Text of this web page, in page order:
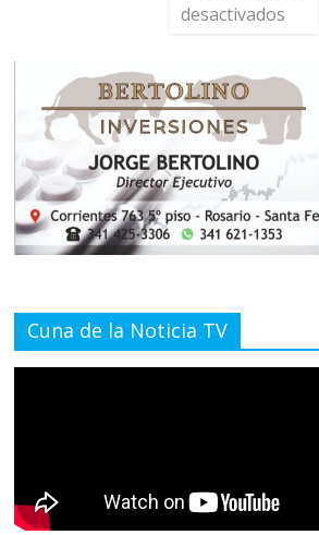
desactivados
Cuna de la Noticia TV